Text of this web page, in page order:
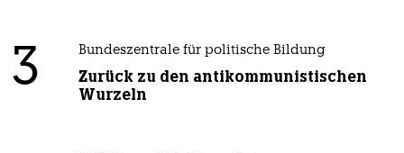
3 Bundeszentrale für politische Bildung
Zurück zu den antikommunistischen
Wurzeln